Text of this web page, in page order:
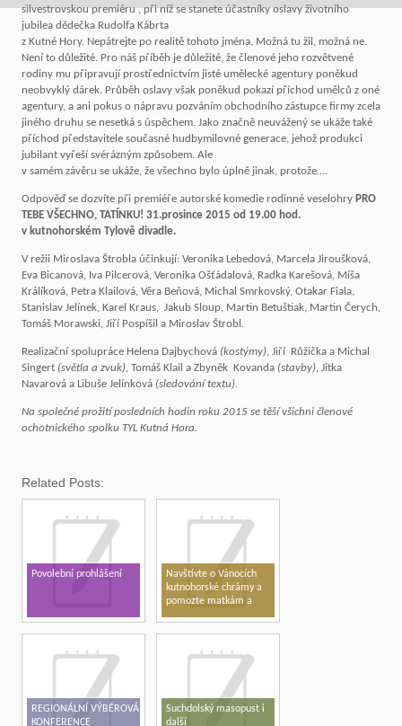
silvestrovskou premiéru , při níž se stanete účastníky oslavy životního
jubilea dědečka Rudolfa Kábrta
z Kutné Hory. Nepátrejte po realitě tohoto jména. Možná tu žil, možná ne.
Není to důležité. Pro náš příběh je důležité, že členové jeho rozvětvené
rodiny mu připravují prostřednictvím jisté umělecké agentury poněkud
neobvyklý dárek. Průběh oslavy však poněkud pokazí příchod umělců z oné
agentury, a ani pokus o nápravu pozváním obchodního zástupce firmy zcela
jiného druhu se nesetká s úspěchem. Jako značně neuvážený se ukáže také
příchod představitele současné hudbymilovné generace, jehož produkci
jubilant vyřeší svérázným způsobem. Ale
v samém závěru se ukáže, že všechno bylo úplně jinak, protože….
Odpověď se dozvíte při premiéře autorské komedie rodinné veselohry PRO
TEBE VŠECHNO, TATÍNKU! 31.prosince 2015 od 19.00 hod.
v kutnohorském Tylově divadle.
V režii Miroslava Štrobla účinkují: Veronika Lebedová, Marcela Jiroušková,
Eva Bicanová, Iva Pilcerová, Veronika Ošťádalová, Radka Karešová, Míša
Králíková, Petra Klailová, Věra Beňová, Michal Smrkovský, Otakar Fiala,
Stanislav Jelínek, Karel Kraus, Jakub Sloup, Martin Betuštiak, Martin Čerych,
Tomáš Morawski, Jiří Pospíšil a Miroslav Štrobl.
Realizační spolupráce Helena Dajbychová (kostýmy), Jiří Růžička a Michal
Singert (světla a zvuk), Tomáš Klail a Zbyněk Kovanda (stavby), Jitka
Navarová a Libuše Jelínková (sledování textu).
Na společné prožití posledních hodin roku 2015 se těší všichni členové
ochotnického spolku TYL Kutná Hora.
Related Posts:
Povolební prohlášení
Navštivte o Vánocích
kutnohorské chrámy a
pomozte matkám a
REGIONÁLNÍ VÝBĚROVÁ
KONFERENCE
Suchdolský masopust i
další